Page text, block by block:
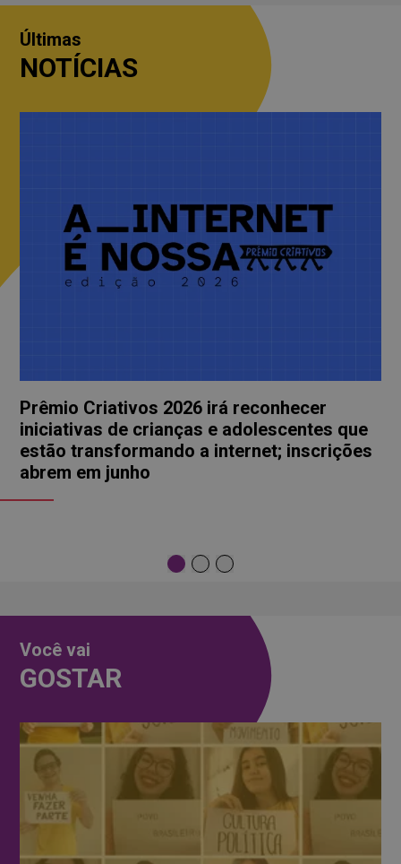
Últimas
NOTÍCIAS
Prêmio Criativos 2026 irá reconhecer
iniciativas de crianças e adolescentes que
estão transformando a internet; inscrições
abrem em junho
Você vai
GOSTAR